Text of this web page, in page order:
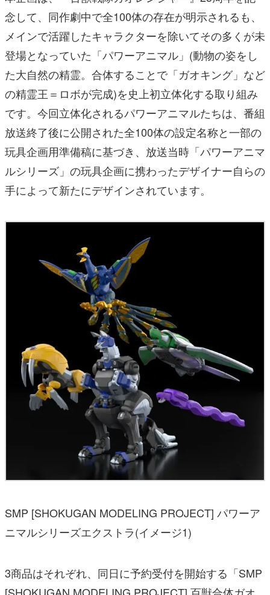
登場となっていた「パワーアニマル」(動物の姿をし
た大自然の精霊。合体することで「ガオキング」など
の精霊王＝ロボが完成)を史上初立体化する取り組み
です。今回立体化されるパワーアニマルたちは、番組
放送終了後に公開された全100体の設定名称と一部の
玩具企画用準備稿に基づき、放送当時「パワーアニマ
ルシリーズ」の玩具企画に携わったデザイナー自らの
手によって新たにデザインされています。
SMP [SHOKUGAN MODELING PROJECT] パワーア
3商品はそれぞれ、同日に予約受付を開始する「SMP
キング【再販：2026年11月発送】」(7,590円税込／
送料・手数料別途)、「SMP [SHOKUGAN